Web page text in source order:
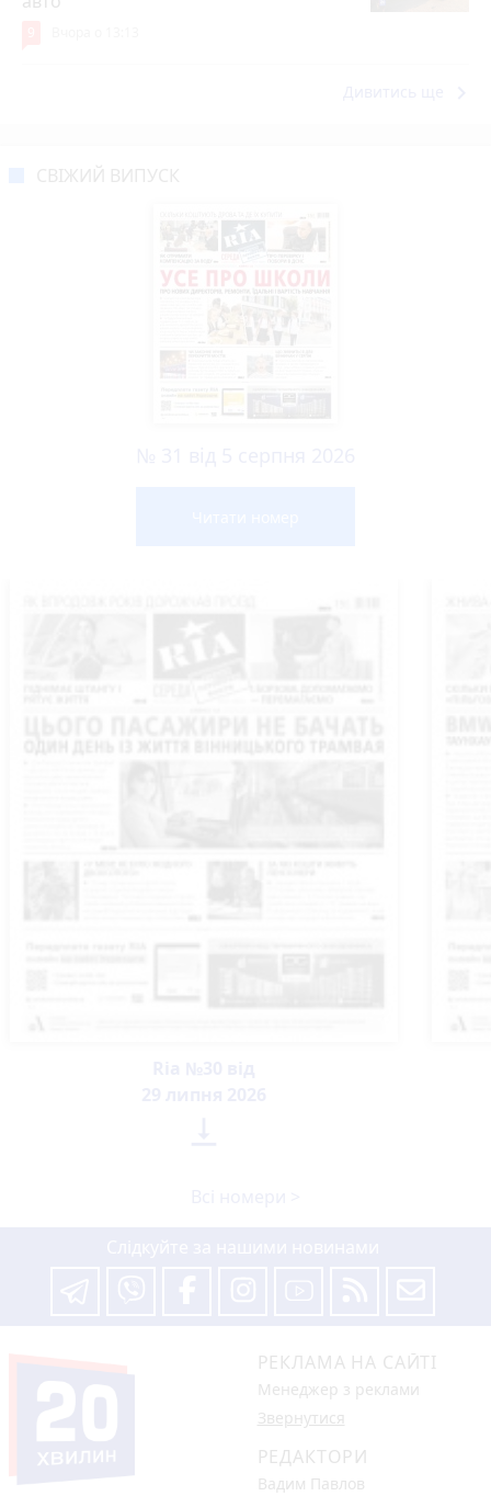
РЕКЛАМА НА САЙТІ
Менеджер з реклами
Звернутися
РЕДАКТОРИ
Вадим Павлов